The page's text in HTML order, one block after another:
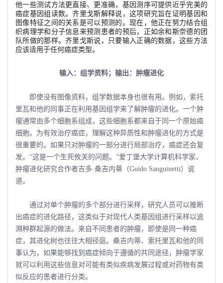
他一些测试方法更直接、更准确，基因测序可提供近乎完美的
癌症基因组读数。齐里戈斯解释说，这项研究旨在证明基因和
图像特征之间的关系是可以预测的。现在，他正在努力结合组
织病理学和分子信息来预测患者的预后，正如余和斯奈德的团
队所做的那样。齐里戈斯说，只要输入正确的数据，这些方法
应该适用于任何癌症类型。
输入：组学资料；输出：肿瘤进化
即使没有图像资料，组学数据本身也很有用。例如，索托
里瓦和他的同事正在利用基因组学来了解肿瘤的进化。一个肿
瘤通常由多个细胞系组成，这些细胞系都来自于同一个原始癌
细胞。为有效治疗癌症，理解这种异质性和肿瘤进化的方式是
很重要的。如果只对肿瘤的一部分进行局部治疗，癌症还会复
发。“这是一个生死攸关的问题。”爱丁堡大学计算机科学家、
肿瘤进化研究合作者吉多·桑吉内蒂（Guido Sanguinetti）说
道。
通过对单个肿瘤的多个部分进行采样，研究人员可以推断
出癌症的进化路径，这类似于对现代人类基因组进行采样以追
溯种群起源的做法。来自不同患者的肿瘤，即使是同一种癌
症，其进化树也往往大相径庭。桑吉内蒂、索托里瓦和他的同
事认为，如果能够找到癌症倾向于遵循的共同途径，肿瘤学家
就可以利用这些信息对可能有类似疾病发展过程或对药物有类
似反应的患者进行分类。